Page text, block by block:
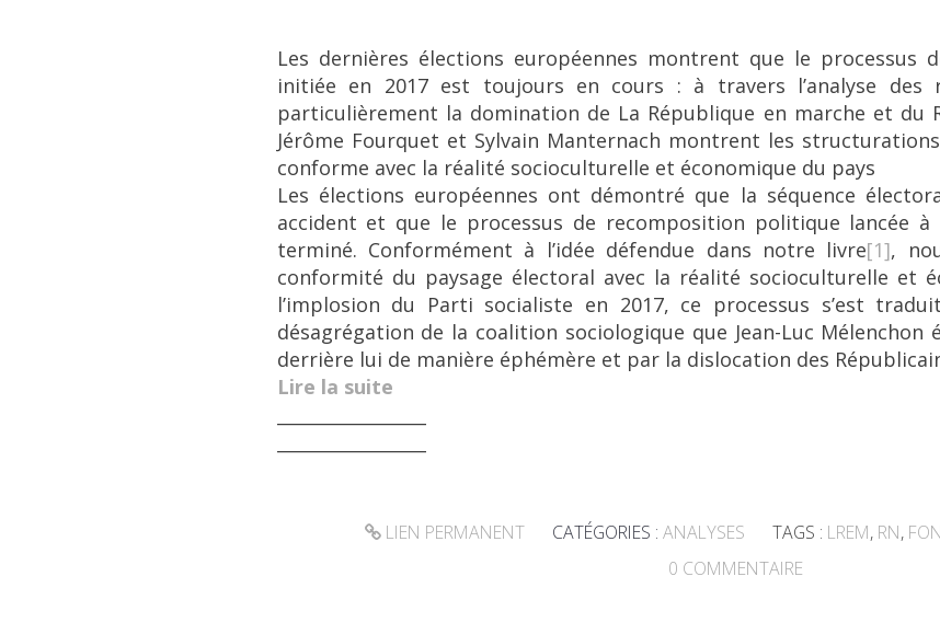
Les dernières élections européennes montrent que le processus
initiée en 2017 est toujours en cours : à travers l’analyse
particulièrement la domination de La République en marche et du
Jérôme Fourquet et Sylvain Manternach montrent les
conforme avec la réalité socioculturelle et économique du pays
Les élections européennes ont démontré que la séquence
accident et que le processus de recomposition politique lancée à
terminé. Conformément à l’idée défendue dans notre livre[1],
conformité du paysage électoral avec la réalité socioculturelle et
l’implosion du Parti socialiste en 2017, ce processus s’est
désagrégation de la coalition sociologique que Jean-Luc
derrière lui de manière éphémère et par la dislocation des
Lire la suite
LIEN PERMANENT CATÉGORIES :ANALYSES TAGS : LREM, RN,
0 COMMENTAIRE